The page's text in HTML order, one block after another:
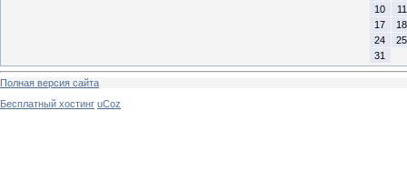
10
11
17
18
24
25
31
Полная версия сайта
Бесплатный хостинг uCoz